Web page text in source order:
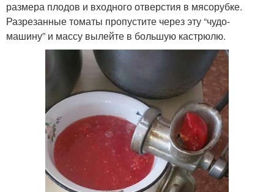
размера плодов и входного отверстия в мясорубке.
Разрезанные томаты пропустите через эту “чудо-
машину” и массу вылейте в большую кастрюлю.